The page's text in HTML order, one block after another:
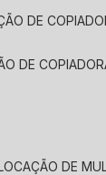
DE
DE
LOCAÇÃO DE